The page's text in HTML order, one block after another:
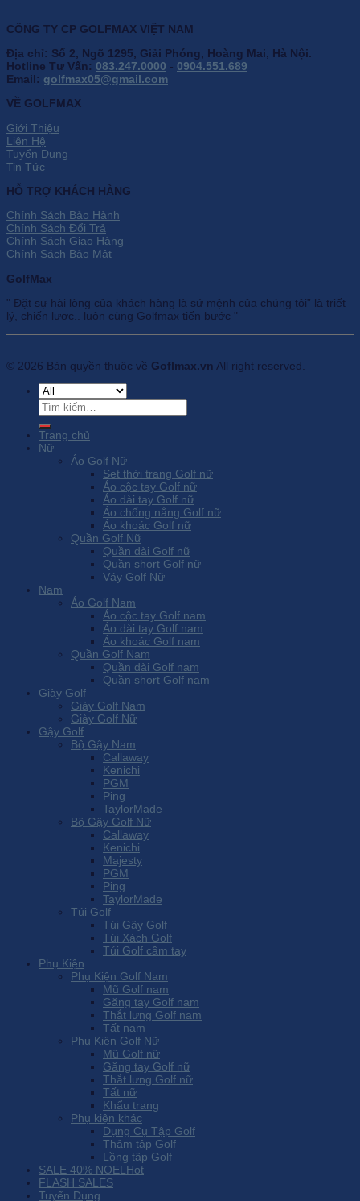
CÔNG TY CP GOLFMAX VIỆT NAM
Địa chỉ: Số 2, Ngõ 1295, Giải Phóng, Hoàng Mai, Hà Nội.
Hotline Tư Vấn: 083.247.0000 - 0904.551.689
Email: golfmax05@gmail.com
VỀ GOLFMAX
Giới Thiệu
Liên Hệ
Tuyển Dụng
Tin Tức
HỖ TRỢ KHÁCH HÀNG
Chính Sách Bảo Hành
Chính Sách Đổi Trả
Chính Sách Giao Hàng
Chính Sách Bảo Mật
GolfMax
" Đặt sự hài lòng của khách hàng là sứ mệnh của chúng tôi” là triết
lý, chiến lược.. luôn cùng Golfmax tiến bước "
© 2026 Bản quyền thuộc về Goflmax.vn All right reserved.
Tìm
kiếm:
Trang chủ
Nữ
Áo Golf Nữ
Set thời trang Golf nữ
Áo cộc tay Golf nữ
Áo dài tay Golf nữ
Áo chống nắng Golf nữ
Áo khoác Golf nữ
Quần Golf Nữ
Quần dài Golf nữ
Quần short Golf nữ
Váy Golf Nữ
Nam
Áo Golf Nam
Áo cộc tay Golf nam
Áo dài tay Golf nam
Áo khoác Golf nam
Quần Golf Nam
Quần dài Golf nam
Quần short Golf nam
Giày Golf
Giày Golf Nam
Giày Golf Nữ
Gậy Golf
Bộ Gậy Nam
Callaway
Kenichi
PGM
Ping
TaylorMade
Bộ Gậy Golf Nữ
Callaway
Kenichi
Majesty
PGM
Ping
TaylorMade
Túi Golf
Túi Gậy Golf
Túi Xách Golf
Túi Golf cầm tay
Phụ Kiện
Phụ Kiện Golf Nam
Mũ Golf nam
Găng tay Golf nam
Thắt lưng Golf nam
Tất nam
Phụ Kiện Golf Nữ
Mũ Golf nữ
Găng tay Golf nữ
Thắt lưng Golf nữ
Tất nữ
Khẩu trang
Phụ kiện khác
Dụng Cụ Tập Golf
Thảm tập Golf
Lồng tập Golf
SALE 40% NOEL
FLASH SALES
Tuyển Dụng